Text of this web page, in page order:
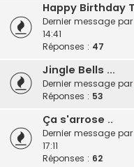
Happy Birthday
Dernier message par
14:41
Réponses : 47
Jingle Bells ...
Dernier message par
Réponses : 53
Ça s'arrose ..
Dernier message par
17:11
Réponses : 62